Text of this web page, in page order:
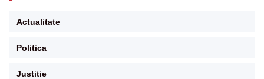
Actualitate
Politica
Justitie